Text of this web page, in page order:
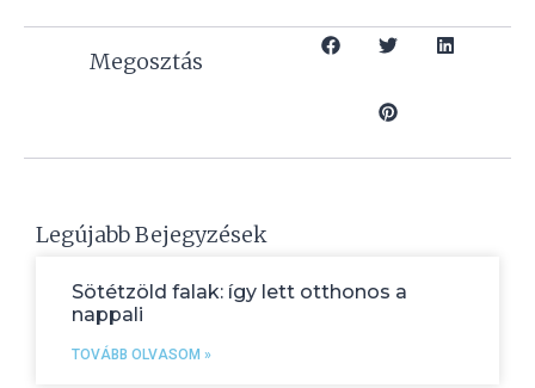
Megosztás
Legújabb Bejegyzések
Sötétzöld falak: így lett otthonos a
nappali
TOVÁBB OLVASOM »